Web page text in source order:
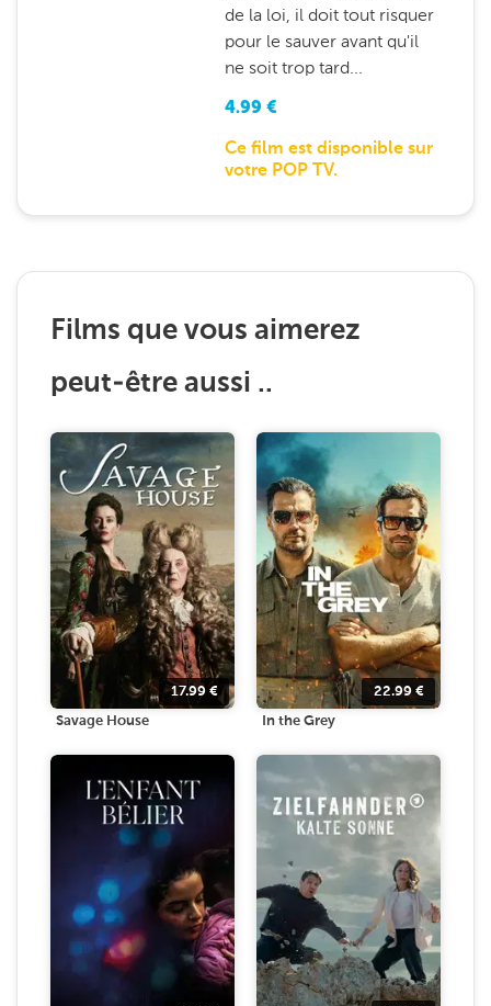
de la loi, il doit tout risquer
pour le sauver avant qu'il
ne soit trop tard...
4.99 €
Ce film est disponible sur
votre POP TV.
Films que vous aimerez
peut-être aussi ..
17.99 €
Savage House
22.99 €
In the Grey